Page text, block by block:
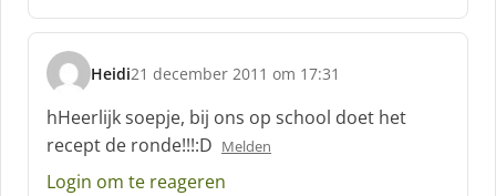
f
Heidi
s
c
h
r
e
21 december 2011 om 17:31
hHeerlijk soepje, bij ons op school doet het
recept de ronde!!!:D Melden
Login om te reageren